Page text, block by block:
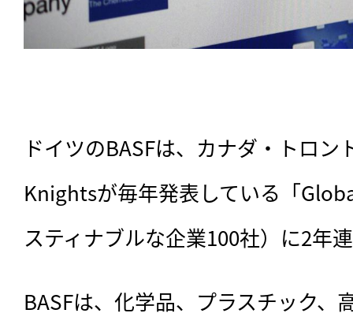
ドイツのBASFは、カナダ・トロ
Knightsが毎年発表している「
スティナブルな企業100社）に2年
BASFは、化学品、プラスチック、